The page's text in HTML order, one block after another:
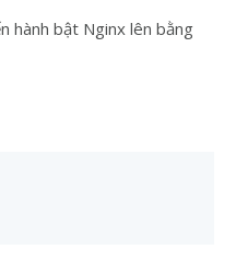
hành bật Nginx lên bằng